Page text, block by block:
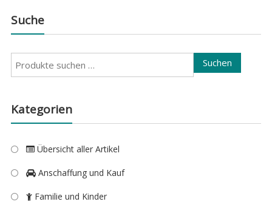
Suche
Suchen
nach:
Suchen
Kategorien
Übersicht aller Artikel
Anschaffung und Kauf
Familie und Kinder